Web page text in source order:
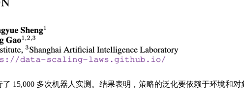
多次机器人实测。结果表明，策略的泛化要依赖于环境和对